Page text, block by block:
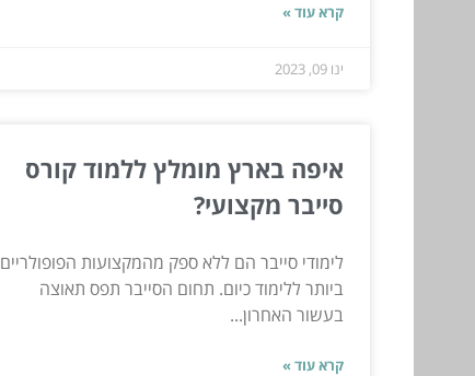
קרא עוד »
ינו 09, 2023
איפה בארץ מומלץ ללמוד קורס
סייבר מקצועי?
לימודי סייבר הם ללא ספק מהמקצועות הפופולריים
ביותר ללימוד כיום. תחום הסייבר תפס תאוצה
בעשור האחרון...
קרא עוד »